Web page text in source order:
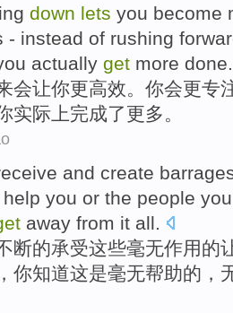
down lets you become
- instead of rushing
actually get more done.
会让你更高效。你会更专
实际上完成了更多。
and create
help you or the people
away from it all.
断的承受这些毫无作用的
你知道这是毫无帮助的，